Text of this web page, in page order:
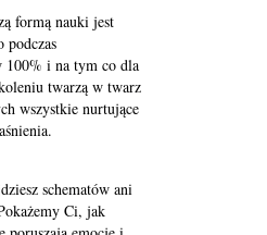
formą nauki jest
podczas
100% i na tym co dla
twarzą w twarz
wszystkie nurtujące
schematów ani
Ci, jak